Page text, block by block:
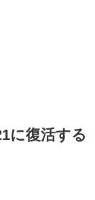
に復活する